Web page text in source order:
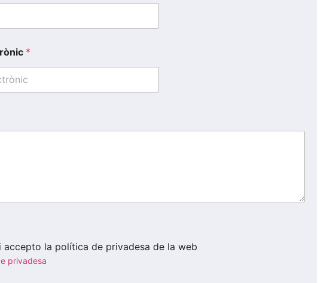
*
accepto la política de privadesa de la web
privadesa